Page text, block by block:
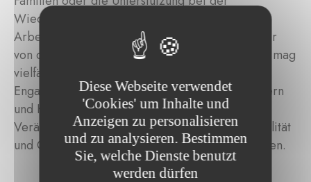
Wiedereingliederung in die Gesellschaft durch
Arbeit … – die Philosophie, die die Auswahl der
von der Stiftung Été geförderten Projekte leitet, mag
vielfältig sein, doch sie zielt stets darauf ab, das
Engagement von Künstlern, Pädagogen, Erziehern
und Kollektiven zu ermutigen, die versuchen,
Veränderungen zu bewirken, mit dem Ziel, Qualität
und Originalität in ihren Vorhaben zu unterstützen.
Diese Webseite verwendet
'Cookies' um Inhalte und
Anzeigen zu personalisieren
und zu analysieren. Bestimmen
Sie, welche Dienste benutzt
werden dürfen